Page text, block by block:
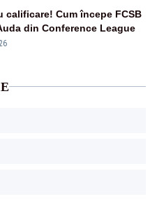
calificare! Cum începe FCSB
din Conference League